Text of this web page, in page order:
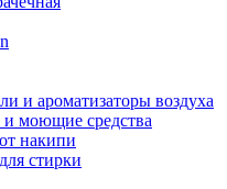
и ароматизаторы воздуха
моющие средства
накипи
стирки